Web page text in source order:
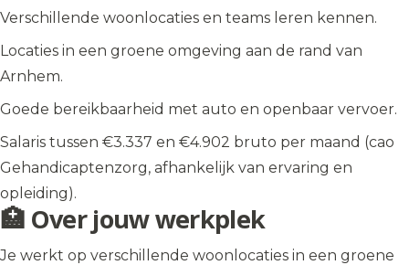
Verschillende woonlocaties en teams leren kennen.
Locaties in een groene omgeving aan de rand van
Arnhem.
Goede bereikbaarheid met auto en openbaar vervoer.
Salaris tussen €3.337 en €4.902 bruto per maand (cao
Gehandicaptenzorg, afhankelijk van ervaring en
opleiding).
🏥 Over jouw werkplek
Je werkt op verschillende woonlocaties in een groene